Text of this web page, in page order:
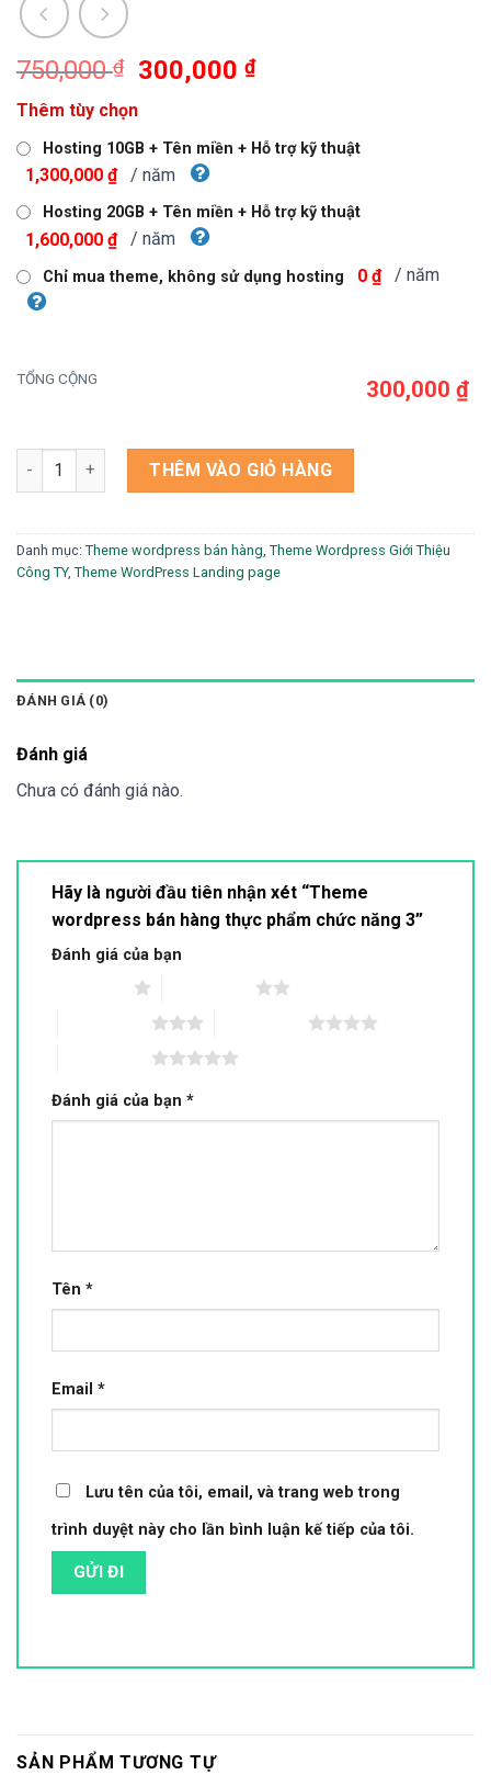
750,000₫
Giá
là:
750,000 ₫.
300,000₫Giá
là:
Thêm tùy chọn
Hosting 10GB + Tên miền + Hỗ trợ kỹ thuật
1,300,000 ₫ / năm
Hosting 20GB + Tên miền + Hỗ trợ kỹ thuật
1,600,000 ₫ / năm
Chỉ mua theme, không sử dụng hosting 0 ₫ / năm
TỔNG CỘNG 300,000 ₫
Theme wordpress bán hàng thực phẩm chức năng 3 số lượng
THÊM VÀO GIỎ HÀNG
Danh mục: Theme wordpress bán hàng Theme Wordpress Giới Thiệu
Công TY, Theme WordPress Landing page
ĐÁNH GIÁ (0)
Đánh giá
Chưa có đánh giá nào.
Hãy là người đầu tiên nhận xét “Theme
wordpress bán hàng thực phẩm chức năng 3”
Đánh giá của bạn
Đánh giá của bạn *
Tên *
Email *
Lưu tên của tôi, email, và trang web trong
trình duyệt này cho lần bình luận kế tiếp của tôi.
SẢN PHẨM TƯƠNG TỰ